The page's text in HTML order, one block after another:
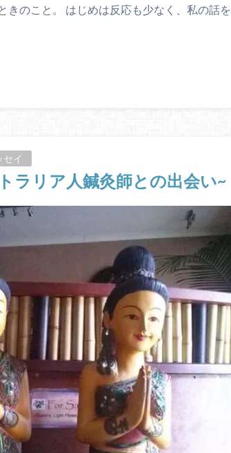
きのこと。 はじめは反応も少なく、私の話
イ
ラリア人鍼灸師との出会い~